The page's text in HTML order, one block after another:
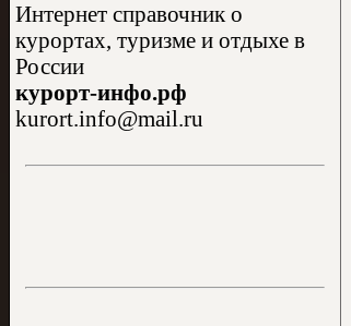
Интернет справочник о
курортах, туризме и отдыхе в
России
курорт-инфо.рф
kurort.info@mail.ru